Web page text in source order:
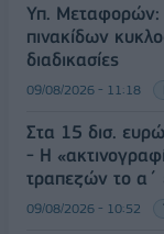
Υπ. Μεταφορών:
πινακίδων
διαδικασίες
09/08/2026 - 11:18
Στα 15 δισ.
- Η
τραπεζών το α΄
09/08/2026 - 10:52